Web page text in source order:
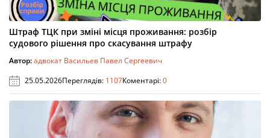
Штраф ТЦК при зміні місця проживання: розбір
судового рішення про скасування штрафу
Автор:адвокат Васильев Павел Сергеевич
25.05.2026Переглядів: 1107Коментарі:0